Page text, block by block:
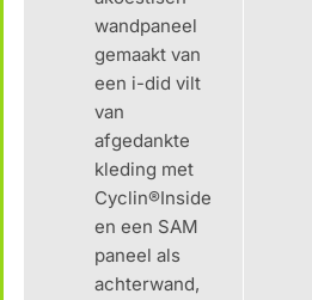
wandpaneel
gemaakt van
een i-did vilt
van
afgedankte
kleding met
Cyclin®Inside
en een SAM
paneel als
achterwand,